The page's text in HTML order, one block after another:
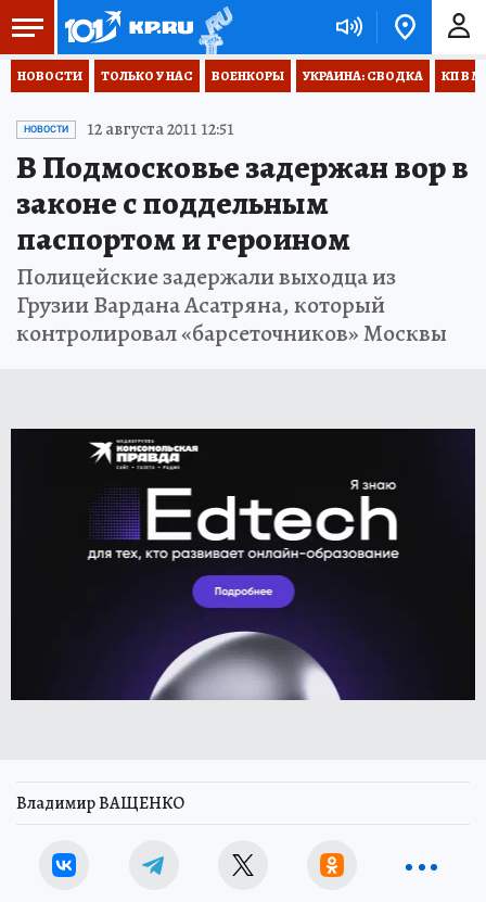
НОВОСТИ ТОЛЬКО У НАС ВОЕНКОРЫ УКРАИНА: СВОДКА КП В
НОВОСТИ 12 августа 2011 12:51
В Подмосковье задержан вор в
законе с поддельным
паспортом и героином
Полицейские задержали выходца из
Грузии Вардана Асатряна, который
контролировал «барсеточников» Москвы
Владимир ВАЩЕНКО